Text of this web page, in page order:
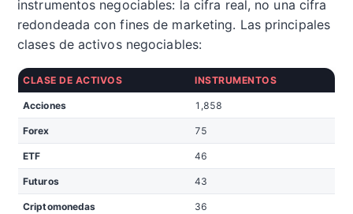
instrumentos negociables: la cifra real, no una cifra
redondeada con fines de marketing. Las principales
clases de activos negociables:
CLASE DE ACTIVOS INSTRUMENTOS
Acciones 1,858
Forex 75
ETF 46
Futuros 43
Criptomonedas 36